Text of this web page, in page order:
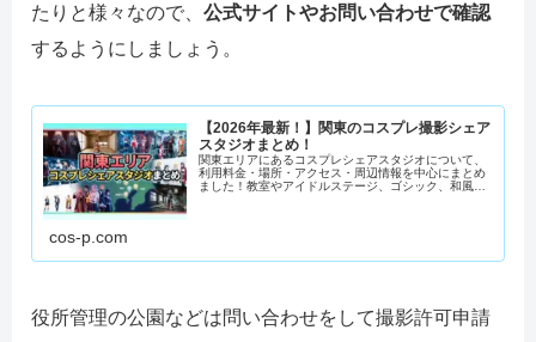
たりと様々なので、 公式サイトやお問い合わせで確認
するようにしましょう。
【2026年最新！】関東のコスプレ撮影シェア
スタジオまとめ！
関東エリアにあるコスプレシェアスタジオについて、
利用料金・場所・アクセス・周辺情報を中心にまとめ
ました！教室やアイドルステージ、ゴシック、和風、
cos-p.com
役所管理の公園などは問い合わせをして撮影許可申請